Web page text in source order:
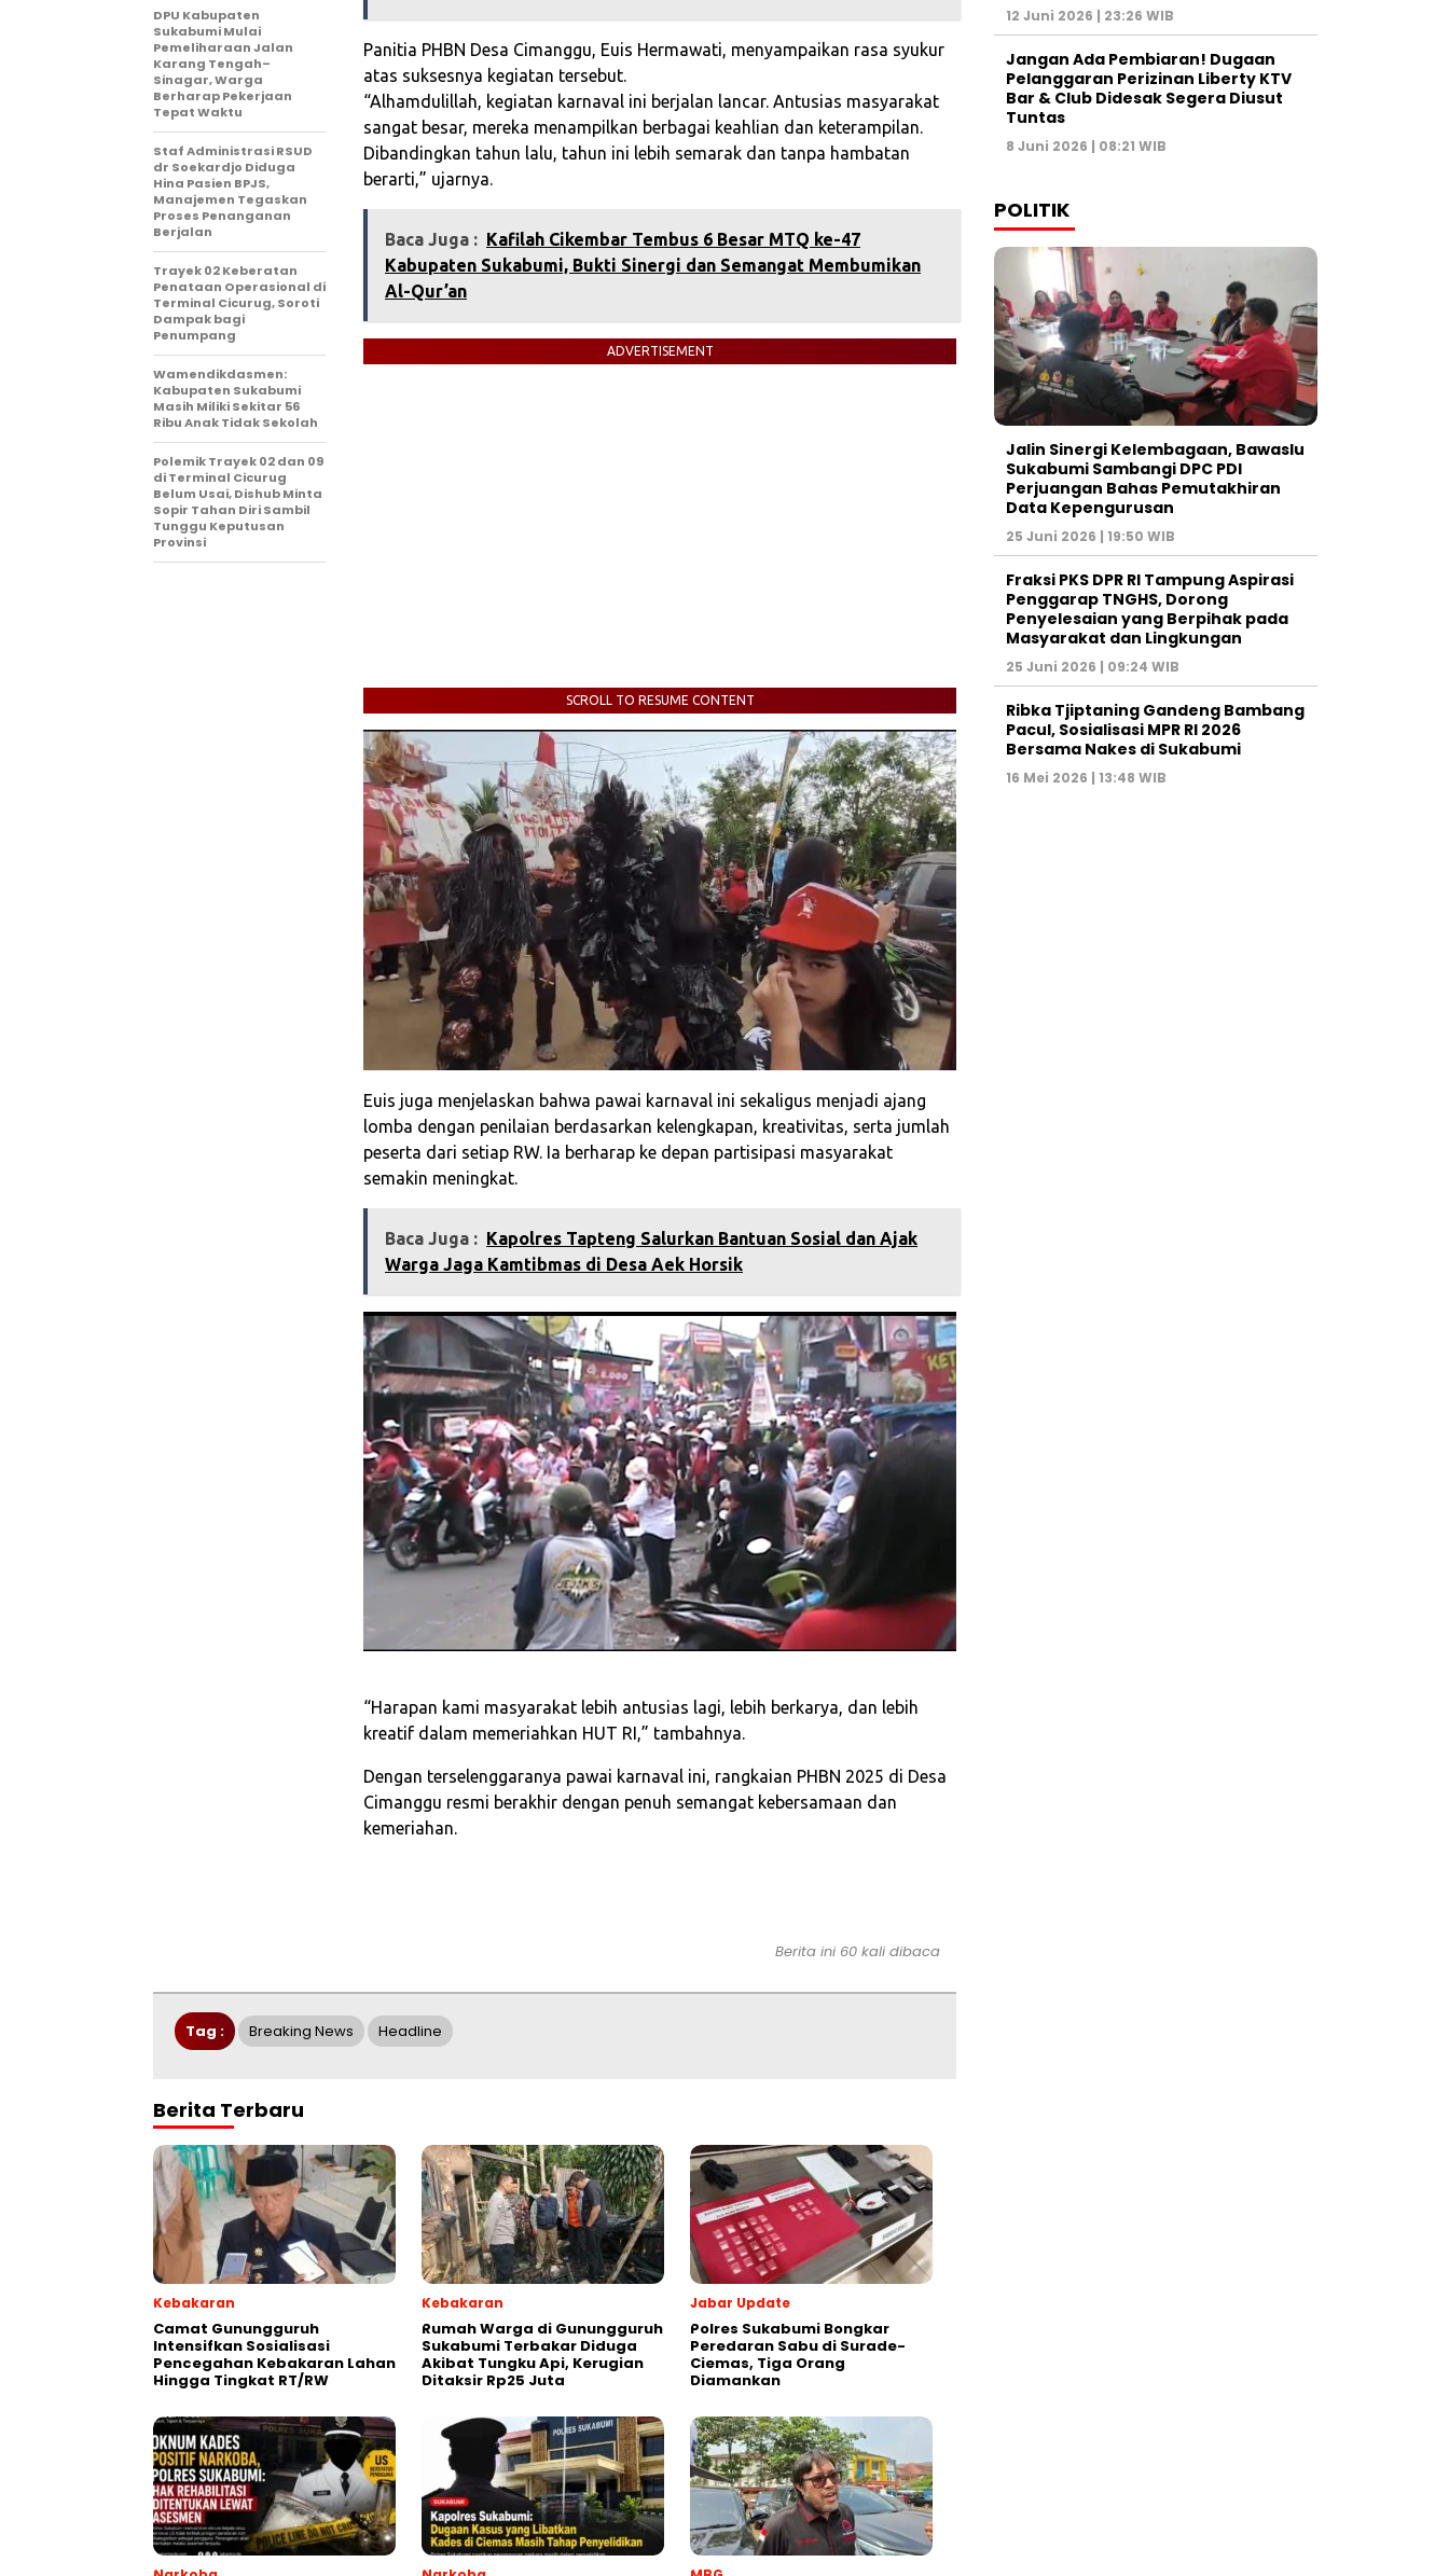
Panitia PHBN Desa Cimanggu, Euis Hermawati, menyampaikan rasa syukur
atas suksesnya kegiatan tersebut.
“Alhamdulillah, kegiatan karnaval ini berjalan lancar. Antusias masyarakat
sangat besar, mereka menampilkan berbagai keahlian dan keterampilan.
Dibandingkan tahun lalu, tahun ini lebih semarak dan tanpa hambatan
berarti,” ujarnya.
Baca Juga : Kafilah Cikembar Tembus 6 Besar MTQ ke-47
Kabupaten Sukabumi, Bukti Sinergi dan Semangat Membumikan
Al-Qur’an
ADVERTISEMENT
SCROLL TO RESUME CONTENT
Euis juga menjelaskan bahwa pawai karnaval ini sekaligus menjadi ajang
lomba dengan penilaian berdasarkan kelengkapan, kreativitas, serta jumlah
peserta dari setiap RW. Ia berharap ke depan partisipasi masyarakat
semakin meningkat.
Baca Juga : Kapolres Tapteng Salurkan Bantuan Sosial dan Ajak
Warga Jaga Kamtibmas di Desa Aek Horsik
“Harapan kami masyarakat lebih antusias lagi, lebih berkarya, dan lebih
kreatif dalam memeriahkan HUT RI,” tambahnya.
Dengan terselenggaranya pawai karnaval ini, rangkaian PHBN 2025 di Desa
Cimanggu resmi berakhir dengan penuh semangat kebersamaan dan
kemeriahan.
‎DPU Kabupaten
Sukabumi Mulai
Pemeliharaan Jalan
Karang Tengah–
Sinagar, Warga
Berharap Pekerjaan
Tepat Waktu
Staf Administrasi RSUD
dr Soekardjo Diduga
Hina Pasien BPJS,
Manajemen Tegaskan
Proses Penanganan
Berjalan
‎Trayek 02 Keberatan
Penataan Operasional di
Terminal Cicurug, Soroti
Dampak bagi
Penumpang
Wamendikdasmen:
Kabupaten Sukabumi
Masih Miliki Sekitar 56
Ribu Anak Tidak Sekolah
Polemik Trayek 02 dan 09
di Terminal Cicurug
Belum Usai, Dishub Minta
Sopir Tahan Diri Sambil
Tunggu Keputusan
Provinsi
Berita ini 60 kali dibaca
Tag : Breaking News Headline
Berita Terbaru
Kebakaran
‎‎Camat Gunungguruh
Intensifkan Sosialisasi
Pencegahan Kebakaran Lahan
Hingga Tingkat RT/RW‎
Kebakaran
‎Rumah Warga di Gunungguruh
Sukabumi Terbakar Diduga
Akibat Tungku Api, Kerugian
Ditaksir Rp25 Juta
Jabar Update
Polres Sukabumi Bongkar
Peredaran Sabu di Surade-
Ciemas, Tiga Orang
Diamankan
12 Juni 2026 | 23:26 WIB
Jangan Ada Pembiaran! Dugaan
Pelanggaran Perizinan Liberty KTV
Bar & Club Didesak Segera Diusut
Tuntas
8 Juni 2026 | 08:21 WIB
POLITIK
Jalin Sinergi Kelembagaan, Bawaslu
Sukabumi Sambangi DPC PDI
Perjuangan Bahas Pemutakhiran
Data Kepengurusan
25 Juni 2026 | 19:50 WIB
‎Fraksi PKS DPR RI Tampung Aspirasi
Penggarap TNGHS, Dorong
Penyelesaian yang Berpihak pada
Masyarakat dan Lingkungan‎
25 Juni 2026 | 09:24 WIB
Ribka Tjiptaning Gandeng Bambang
Pacul, Sosialisasi MPR RI 2026
Bersama Nakes di Sukabumi
16 Mei 2026 | 13:48 WIB